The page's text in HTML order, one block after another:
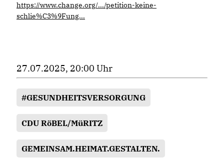
https://www.change.org/.../petition-keine-
schlie%C3%9Fung...
27.07.2025, 20:00 Uhr
#GESUNDHEITSVERSORGUNG
CDU RöBEL/MüRITZ
GEMEINSAM.HEIMAT.GESTALTEN.